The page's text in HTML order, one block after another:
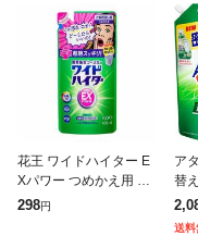
花王 ワイドハイター E
Xパワー つめかえ用 45
0ml
298円
ア
替
ゾ
じ
消
送料